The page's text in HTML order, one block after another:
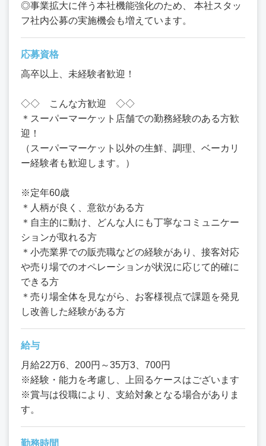
◎事業拡大に伴う本社機能強化のため、 本社スタッ
フ社内公募の実施機会も増えています。
応募資格
高卒以上、未経験者歓迎！
◇◇ こんな方歓迎 ◇◇
＊スーパーマーケット店舗での勤務経験のある方歓
迎！
（スーパーマーケット以外の生鮮、調理、ベーカリ
ー経験者も歓迎します。）
※定年60歳
＊人柄が良く、意欲がある方
＊自主的に動け、どんな人にも丁寧なコミュニケー
ションが取れる方
＊小売業界での販売職などの経験があり、接客対応
や売り場でのオペレーションが状況に応じて的確に
できる方
＊売り場全体を見ながら、お客様視点で課題を発見
し改善した経験がある方
給与
月給22万6、200円～35万3、700円
※経験・能力を考慮し、上回るケースはございます
※賞与は役職により、支給対象となる場合がありま
す。
勤務時間